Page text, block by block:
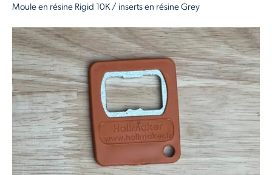
Moule en résine Rigid 10K / inserts en résine Grey